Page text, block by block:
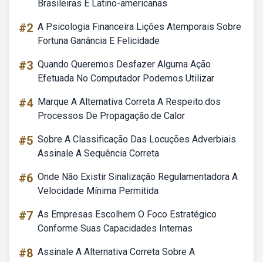
Brasileiras E Latino-americanas
#2 A Psicologia Financeira Lições Atemporais Sobre
Fortuna Ganância E Felicidade
#3 Quando Queremos Desfazer Alguma Ação
Efetuada No Computador Podemos Utilizar
#4 Marque A Alternativa Correta A Respeito.dos
Processos De Propagação.de Calor
#5 Sobre A Classificação Das Locuções Adverbiais
Assinale A Sequência Correta
#6 Onde Não Existir Sinalização Regulamentadora A
Velocidade Mínima Permitida
#7 As Empresas Escolhem O Foco Estratégico
Conforme Suas Capacidades Internas
#8 Assinale A Alternativa Correta Sobre A